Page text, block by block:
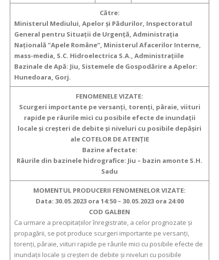
Către:
Ministerul Mediului, Apelor şi Pădurilor, Inspectoratul
General pentru Situaţii de Urgenţă, Administraţia
Naţională ”Apele Române”, Ministerul Afacerilor Interne,
mass-media, S.C. Hidroelectrica S.A., Administraţiile
Bazinale de Apă: Jiu, Sistemele de Gospodărire a Apelor:
Hunedoara, Gorj.
FENOMENELE VIZATE:
Scurgeri importante pe versanţi, torenţi, pâraie, viituri
rapide pe râurile mici cu posibile efecte de inundaţii
locale şi creşteri de debite şi niveluri cu posibile depăşiri
ale COTELOR DE ATENŢIE
Bazine afectate:
Râurile din bazinele hidrografice: Jiu – bazin amonte S.H.
Sadu
MOMENTUL PRODUCERII FENOMENELOR VIZATE:
Data: 30.05.2023 ora 14:50 – 30.05.2023 ora 24:00
COD GALBEN
Ca urmare a precipitaţiilor înregistrate, a celor prognozate şi
propagării, se pot produce scurgeri importante pe versanţi,
torenţi, pâraie, viituri rapide pe râurile mici cu posibile efecte de
inundaţii locale şi creşteri de debite şi niveluri cu posibile